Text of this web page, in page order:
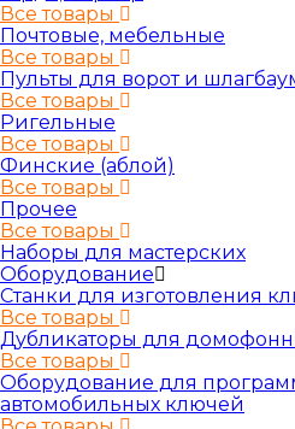
Все товары
Почтовые, мебельные
Все товары
Пульты для ворот и
Все товары
Ригельные
Все товары
Финские (аблой)
Все товары
Прочее
Все товары
Наборы для мастерских
Оборудование
Станки для изготовления
Все товары
Дубликаторы для
Все товары
Оборудование для
автомобильных ключей